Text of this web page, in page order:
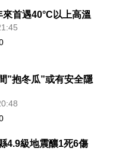
首遇40°C以上高溫
”抱冬瓜”或有安全隱
4.9級地震釀1死6傷